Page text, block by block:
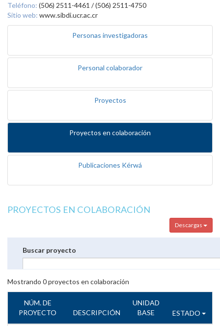
Teléfono: (506) 2511-4461 / (506) 2511-4750
Sitio web: www.sibdi.ucr.ac.cr
Personas investigadoras
Personal colaborador
Proyectos
Proyectos en colaboración
Publicaciones Kérwá
PROYECTOS EN COLABORACIÓN
Descargas
Buscar proyecto
Mostrando 0proyectos en colaboración
NÚM. DE
PROYECTO
DESCRIPCIÓN
UNIDAD
BASE
ESTADO